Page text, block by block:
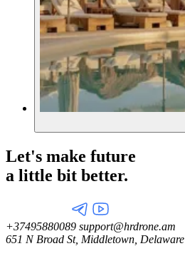
Let's make future
a little bit better.
+37495880089 support@hrdrone.am
651 N Broad St, Middletown, Delaware